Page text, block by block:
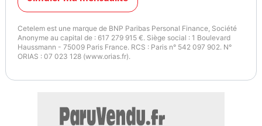
- Hayon électrique
- Jantes alliage
- Kit de réparation d&#039;urgence des pneus
- Ordinateur de bord
- Point Isofix siège passager
Cetelem est une marque de BNP Paribas Personal Finance, Société
Anonyme au capital de : 617 279 915 €. Siège social : 1 Boulevard
Haussmann - 75009 Paris France. RCS : Paris n° 542 097 902. N°
ORIAS : 07 023 128 (www.orias.fr).